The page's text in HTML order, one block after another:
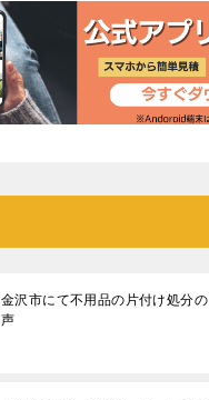
金沢市にて不用品の片付け処分
声